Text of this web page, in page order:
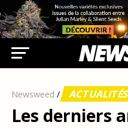
Newsweed /
Les derniers